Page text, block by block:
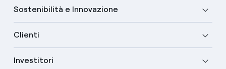
Sostenibilità e Innovazione
Clienti
Investitori